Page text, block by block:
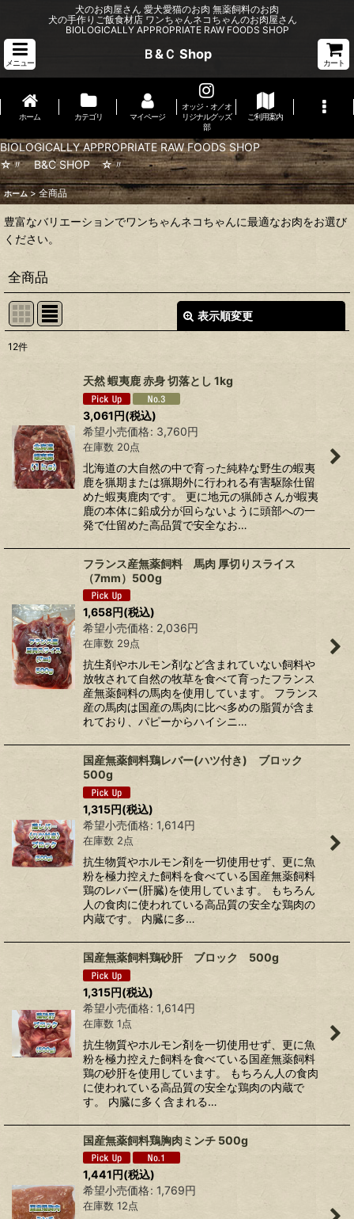
犬のお肉屋さん 愛犬愛猫のお肉 無薬飼料のお肉
犬の手作りご飯食材店 ワンちゃんネコちゃんのお肉屋さん
BIOLOGICALLY APPROPRIATE RAW FOODS SHOP
メニュー
Ｂ&Ｃ Shop
カート
ホーム カテゴリ マイページ
オッジ・オ／オ
リジナルグッズ
部
ご利用案内
BIOLOGICALLY APPROPRIATE RAW FOODS SHOP
☆〃 B&C SHOP ☆〃
ホーム > 全商品
豊富なバリエーションでワンちゃんネコちゃんに最適なお肉をお選び
ください。
全商品
表示順変更
12件
天然 蝦夷鹿 赤身 切落とし 1kg
3,061円(税込)
希望小売価格: 3,760円
在庫数 20点
北海道の大自然の中で育った純粋な野生の蝦夷
鹿を猟期または猟期外に行われる有害駆除仕留
めた蝦夷鹿肉です。 更に地元の猟師さんが蝦夷
鹿の本体に鉛成分が回らないように頭部への一
発で仕留めた高品質で安全なお…
フランス産無薬飼料 馬肉 厚切りスライス
（7mm）500g
1,658円(税込)
希望小売価格: 2,036円
在庫数 29点
抗生剤やホルモン剤など含まれていない飼料や
放牧されて自然の牧草を食べて育ったフランス
産無薬飼料の馬肉を使用しています。 フランス
産の馬肉は国産の馬肉に比べ多めの脂質が含ま
れており、パピーからハイシニ…
国産無薬飼料鶏レバー(ハツ付き) ブロック
500g
1,315円(税込)
希望小売価格: 1,614円
在庫数 2点
抗生物質やホルモン剤を一切使用せず、更に魚
粉を極力控えた飼料を食べている国産無薬飼料
鶏のレバー(肝臓)を使用しています。 もちろん
人の食肉に使われている高品質の安全な鶏肉の
内蔵です。 内臓に多…
国産無薬飼料鶏砂肝 ブロック 500g
1,315円(税込)
希望小売価格: 1,614円
在庫数 1点
抗生物質やホルモン剤を一切使用せず、更に魚
粉を極力控えた飼料を食べている国産無薬飼料
鶏の砂肝を使用しています。 もちろん人の食肉
に使われている高品質の安全な鶏肉の内蔵で
す。 内臓に多く含まれる…
国産無薬飼料鶏胸肉ミンチ 500g
1,441円(税込)
希望小売価格: 1,769円
在庫数 12点